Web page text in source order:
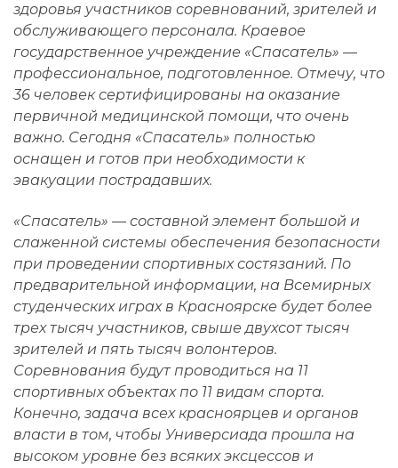
здоровья участников соревнований, зрителей и
обслуживающего персонала. Краевое
государственное учреждение «Спасатель» —
профессиональное, подготовленное. Отмечу, что
36 человек сертифицированы на оказание
первичной медицинской помощи, что очень
важно. Сегодня «Спасатель» полностью
оснащен и готов при необходимости к
эвакуации пострадавших.
«Спасатель» — составной элемент большой и
слаженной системы обеспечения безопасности
при проведении спортивных состязаний. По
предварительной информации, на Всемирных
студенческих играх в Красноярске будет более
трех тысяч участников, свыше двухсот тысяч
зрителей и пять тысяч волонтеров.
Соревнования будут проводиться на 11
спортивных объектах по 11 видам спорта.
Конечно, задача всех красноярцев и органов
власти в том, чтобы Универсиада прошла на
высоком уровне без всяких эксцессов и